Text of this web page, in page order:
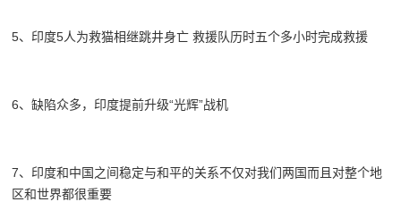
5、印度5人为救猫相继跳井身亡 救援队历时五个多小时完成救援
6、缺陷众多，印度提前升级“光辉”战机
7、印度和中国之间稳定与和平的关系不仅对我们两国而且对整个地
区和世界都很重要